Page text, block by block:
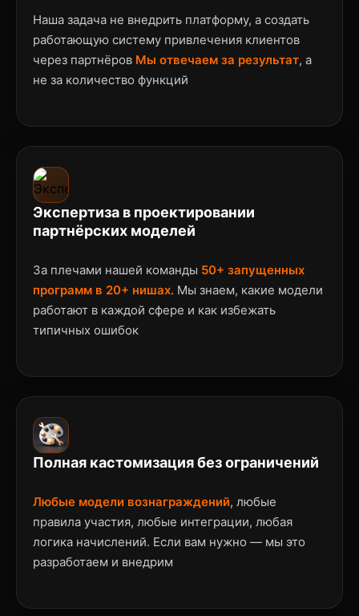
Наша задача не внедрить платформу, а создать
работающую систему привлечения клиентов
через партнёров Мы отвечаем за результат, а
не за количество функций
Экспертиза в проектировании
партнёрских моделей
За плечами нашей команды 50+ запущенных
программ в 20+ нишах. Мы знаем, какие модели
работают в каждой сфере и как избежать
типичных ошибок
Полная кастомизация без ограничений
Любые модели вознаграждений, любые
правила участия, любые интеграции, любая
логика начислений. Если вам нужно — мы это
разработаем и внедрим